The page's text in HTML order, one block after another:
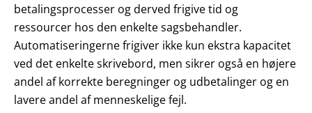
betalingsprocesser og derved frigive tid og
ressourcer hos den enkelte sagsbehandler.
Automatiseringerne frigiver ikke kun ekstra kapacitet
ved det enkelte skrivebord, men sikrer også en højere
andel af korrekte beregninger og udbetalinger og en
lavere andel af menneskelige fejl.